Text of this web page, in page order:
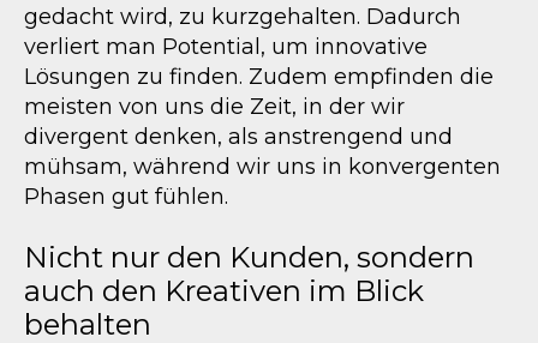
gedacht wird, zu kurzgehalten. Dadurch
verliert man Potential, um innovative
Lösungen zu finden. Zudem empfinden die
meisten von uns die Zeit, in der wir
divergent denken, als anstrengend und
mühsam, während wir uns in konvergenten
Phasen gut fühlen.
Nicht nur den Kunden, sondern
auch den Kreativen im Blick
behalten